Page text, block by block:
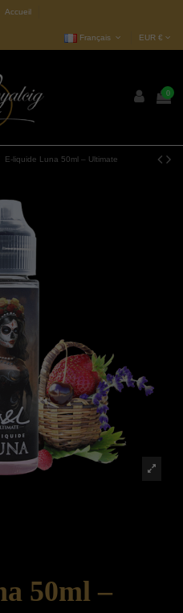
Accueil
Français
EUR €
0
E-liquide Luna 50ml – Ultimate
50ml –